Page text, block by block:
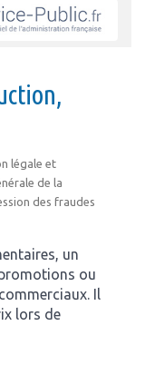
légale et
de la
des fraudes
un
ou
Il
lors de